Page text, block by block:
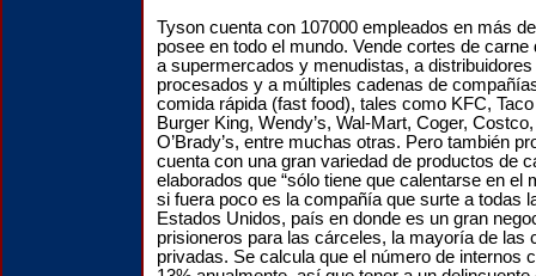
Tyson cuenta con 107000 empleados en más
posee en todo el mundo. Vende cortes de
a supermercados y menudistas, a
procesados y a múltiples cadenas de
comida rápida (fast food), tales como KFC,
Burger King, Wendy’s, Wal-Mart, Coger,
O’Brady’s, entre muchas otras. Pero también
cuenta con una gran variedad de productos de
elaborados que “sólo tiene que calentarse en el
si fuera poco es la compañía que surte a todas
Estados Unidos, país en donde es un gran
prisioneros para las cárceles, la mayoría de las
privadas. Se calcula que el número de internos